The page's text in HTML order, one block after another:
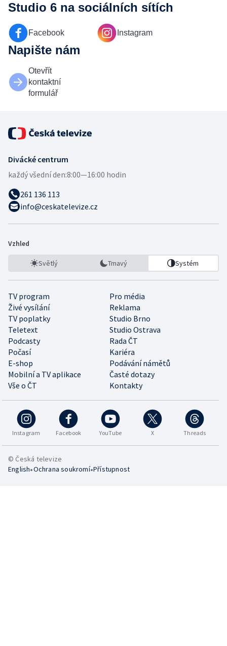
Studio 6 na sociálních sítích
Facebook Instagram
Napište nám
Otevřít
kontaktní
formulář
Divácké centrum
každý všední den:8:00—16:00 hodin
261 136 113
info@ceskatelevize.cz
Vzhled
Světlý Tmavý Systém
TV program
Pro média
Živé vysílání
Reklama
TV poplatky
Studio Brno
Teletext
Studio Ostrava
Podcasty
Rada ČT
Počasí
Kariéra
E-shop
Podávání námětů
Mobilní a TV aplikace
Časté dotazy
Vše o ČT
Kontakty
Instagram Facebook YouTube X Threads
© Česká televize
English•Ochrana soukromí•Přístupnost